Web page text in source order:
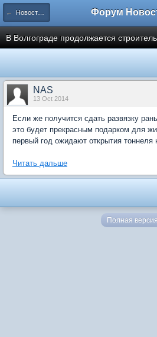
← Новости рынка недвижимости
В Волгограде продолжается
NAS
13 Oct 2014
Если же получится сдать развязку
это будет прекрасным подарком для
первый год ожидают открытия тоннеля
Читать дальше
Полная версия